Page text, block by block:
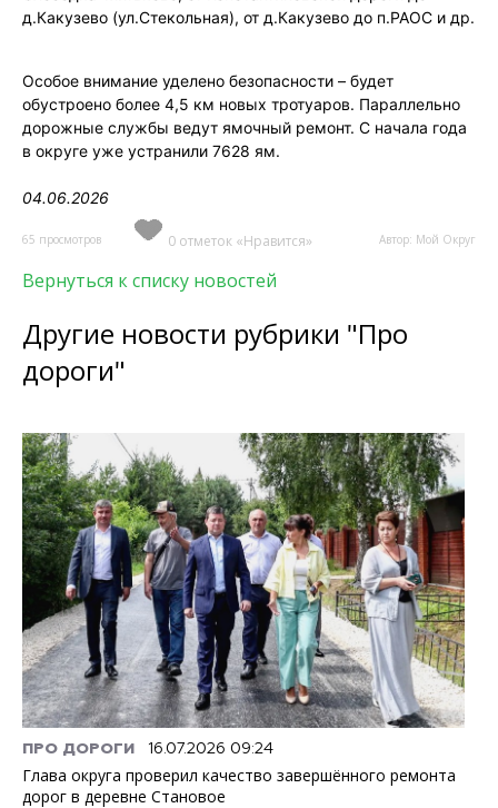
д.Какузево (ул.Стекольная), от д.Какузево до п.РАОС и др.
Особое внимание уделено безопасности – будет
обустроено более 4,5 км новых тротуаров. Параллельно
дорожные службы ведут ямочный ремонт. С начала года
в округе уже устранили 7628 ям.
04.06.2026
65 просмотров 0 отметок «Нравится» Автор: Мой Округ
Вернуться к списку новостей
Другие новости рубрики "Про
дороги"
ПРО ДОРОГИ 16.07.2026 09:24
Глава округа проверил качество завершённого ремонта
дорог в деревне Становое